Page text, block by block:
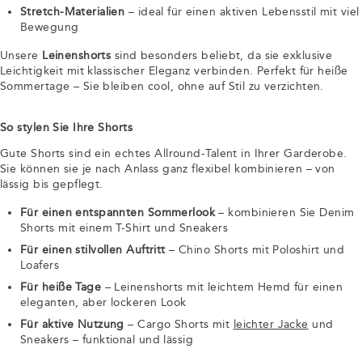
Stretch-Materialien – ideal für einen aktiven Lebensstil mit viel
Bewegung
Unsere Leinenshorts sind besonders beliebt, da sie exklusive
Leichtigkeit mit klassischer Eleganz verbinden. Perfekt für heiße
Sommertage – Sie bleiben cool, ohne auf Stil zu verzichten.
So stylen Sie Ihre Shorts
Gute Shorts sind ein echtes Allround-Talent in Ihrer Garderobe.
Sie können sie je nach Anlass ganz flexibel kombinieren – von
lässig bis gepflegt.
Für einen entspannten Sommerlook– kombinieren Sie Denim
Shorts mit einem T-Shirt und Sneakers
Für einen stilvollen Auftritt– Chino Shorts mit Poloshirt und
Loafers
Für heiße Tage – Leinenshorts mit leichtem Hemd für einen
eleganten, aber lockeren Look
Für aktive Nutzung – Cargo Shorts mit leichter Jacke und
Sneakers – funktional und lässig